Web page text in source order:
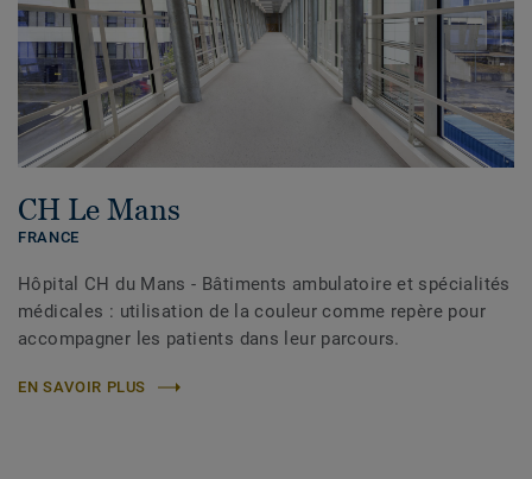
CH Le Mans
FRANCE
Hôpital CH du Mans - Bâtiments ambulatoire et spécialités
médicales : utilisation de la couleur comme repère pour
accompagner les patients dans leur parcours.
EN SAVOIR PLUS